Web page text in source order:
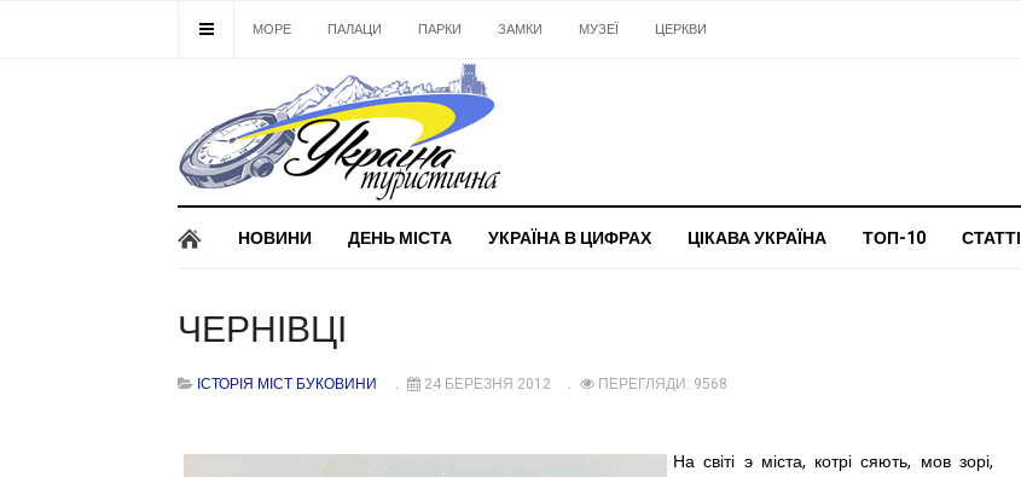
МОРЕ ПАЛАЦИ ПАРКИ ЗАМКИ МУЗЕЇ ЦЕРКВИ
НОВИНИ ДЕНЬ МІСТА УКРАЇНА В ЦИФРАХ ЦІКАВА УКРАЇНА ТОП-10 СТАТТІ
ЧЕРНІВЦІ
ІСТОРІЯ МІСТ БУКОВИНИ 24 БЕРЕЗНЯ 2012 ПЕРЕГЛЯДИ: 9568
На світі э міста, котрі сяють, мов зорі,